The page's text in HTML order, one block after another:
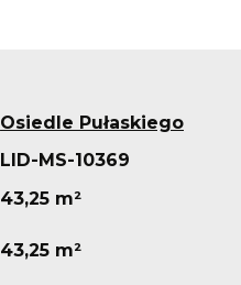
Osiedle Pułaskiego
LID-MS-10369
43,25 m²
43,25 m²